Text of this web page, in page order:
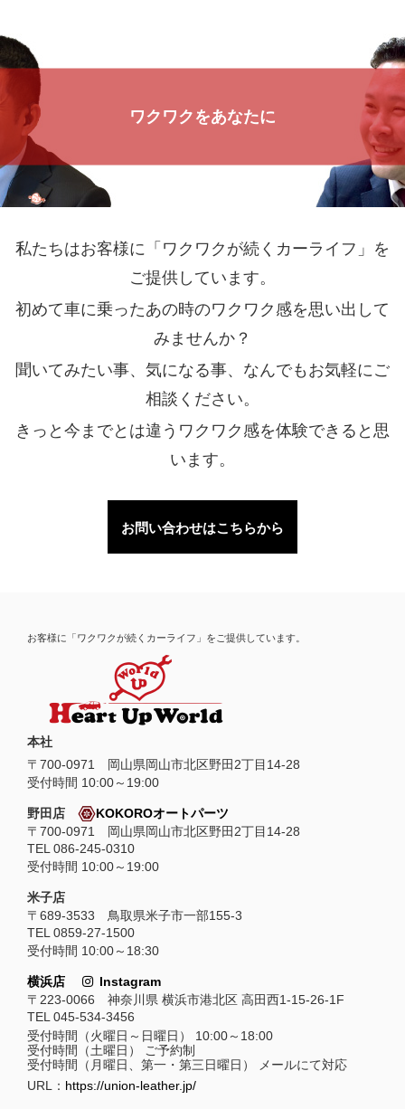
ワクワクをあなたに
私たちはお客様に「ワクワクが続くカーライフ」を
ご提供しています。
初めて車に乗ったあの時のワクワク感を思い出して
みませんか？
聞いてみたい事、気になる事、なんでもお気軽にご
相談ください。
きっと今までとは違うワクワク感を体験できると思
います。
お問い合わせはこちらから
お客様に「ワクワクが続くカーライフ」をご提供しています。
本社
〒 700-0971 岡山県岡山市北区野田2丁目14-28
受付時間 10:00～19:00
野田店
KOKOROオートパーツ
〒700-0971 岡山県岡山市北区野田2丁目14-28
TEL 086-245-0310
受付時間 10:00～19:00
米子店
〒689-3533 鳥取県米子市一部155-3
TEL 0859-27-1500
受付時間 10:00～18:30
横浜店
Instagram
〒223-0066 神奈川県 横浜市港北区 高田西1-15-26-1F
TEL 045-534-3456
受付時間（火曜日～日曜日） 10:00～18:00
受付時間（土曜日） ご予約制
受付時間（月曜日、第一・第三日曜日） メールにて対応
URL： https://union-leather.jp/